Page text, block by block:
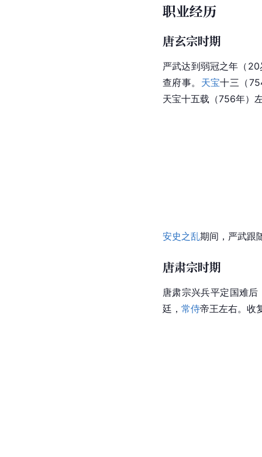
职业经历
唐玄宗时期
严武达到弱冠之年（
查府事。 天宝十三（
天宝十五载（756年）
安史之乱期间，严武跟
唐肃宗时期
唐肃宗兴兵平定国难
廷， 常侍帝王左右。收